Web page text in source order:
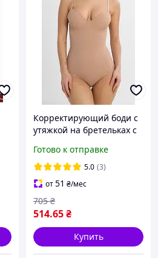
Корректирующий боди с
утяжкой на бретельках с
утягивающий боди
коррекция фигуры
бежевый
Готово к отправке
5.0 (3)
от51 ₴/мес
514.65₴
705 ₴
Купить